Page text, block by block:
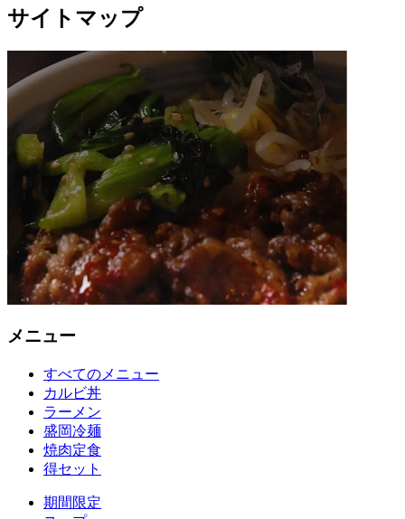
サイトマップ
メニュー
すべてのメニュー
カルビ丼
ラーメン
盛岡冷麺
焼肉定食
得セット
期間限定